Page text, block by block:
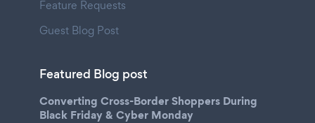
Feature Requests
Guest Blog Post
Featured Blog post
Converting Cross-Border Shoppers During
Black Friday & Cyber Monday